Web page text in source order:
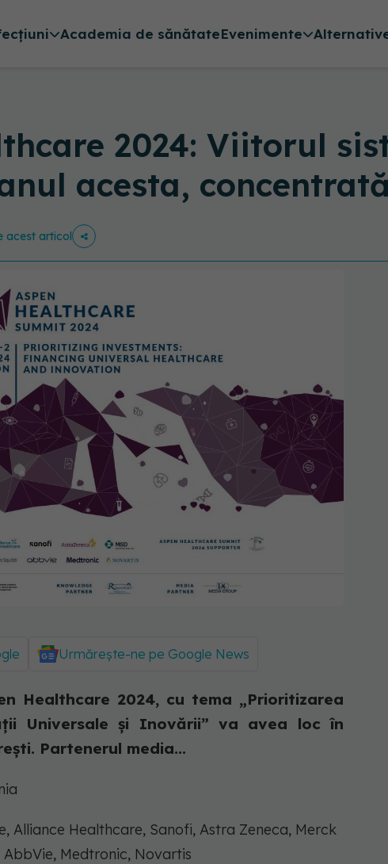
Academia de sănătateEvenimente
2024: Viitorul
acesta,
acest articol
Urmărește-ne pe Google News
Healthcare 2024, cu tema „Prioritizarea
Universale și Inovării” va avea loc în
Partenerul media...
Alliance Healthcare, Sanofi, Astra Zeneca, Merck
Medtronic, Novartis